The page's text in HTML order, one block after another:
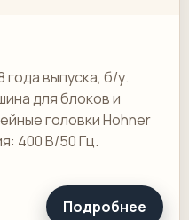
года выпуска, б/у.
для блоков и
головки Hohner
400 В/50 Гц.
Подробнее